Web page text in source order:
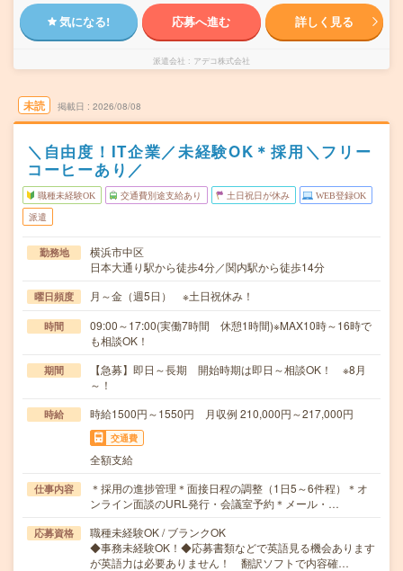
気になる! 応募へ進む 詳しく見る
派遣会社 アデコ株式会社
未読 掲載日 2026/08/08
＼自由度！IT企業／未経験OK＊採用＼フリー
コーヒーあり／
職種未経験OK 交通費別途支給あり 土日祝日が休み WEB登録OK
派遣
勤務地
横浜市中区
日本大通り駅から徒歩4分／関内駅から徒歩14分
曜日頻度 月～金（週5日） ※土日祝休み！
時間
09:00～17:00(実働7時間 休憩1時間)※MAX10時～16時で
も相談OK！
期間
【急募】即日～長期 開始時期は即日～相談OK！ ※8月
～！
時給 時給1500円～1550円 月収例 210,000円～217,000円
交通費
全額支給
仕事内容
＊採用の進捗管理＊面接日程の調整（1日5～6件程）＊オ
ンライン面談のURL発行・会議室予約＊メール・…
応募資格
職種未経験OK / ブランクOK
◆事務未経験OK！◆応募書類などで英語見る機会あります
が英語力は必要ありません！ 翻訳ソフトで内容確…